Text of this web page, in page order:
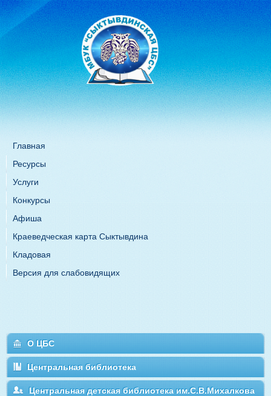
Главная
Ресурсы
Услуги
Конкурсы
Афиша
Краеведческая карта Сыктывдина
Кладовая
Версия для слабовидящих
О ЦБС
Центральная библиотека
Центральная детская библиотека им.С.В.Михалкова